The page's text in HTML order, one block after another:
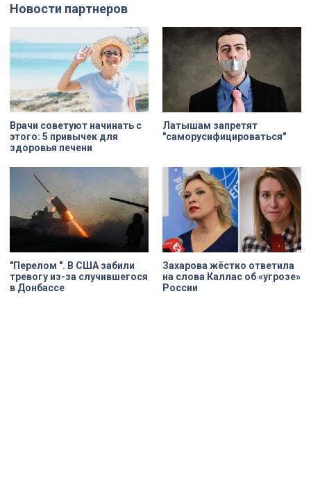
редкая возможность увидеть не
только как было, но и как
задумывалось. Это и
пространственная логика,
пропорции, соотношения света и
объема, а также назначение
комнат. Как отметил губернатор
Александр Беглов, все
реставрационные работы в
«Пенатах» проводились под
строгим контролем специалистов
КГИОП.
Где открылась первая торговая
площадка проекта и кто стал его
участником?
Новости партнеров
Врачи советуют начинать с
этого: 5 привычек для
здоровья печени
Латышам запретят
"саморусифицироваться"
"Перелом ". В США забили
тревогу из-за случившегося
в Донбассе
Захарова жёстко ответила
на слова Каллас об «угрозе»
России